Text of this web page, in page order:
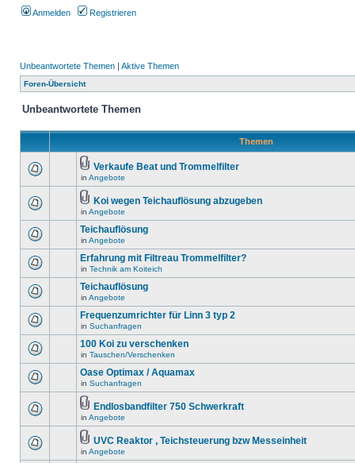
Anmelden Registrieren
Unbeantwortete Themen | Aktive Themen
Foren-Übersicht
Unbeantwortete Themen
Themen
Verkaufe Beat und Trommelfilter
in Angebote
Koi wegen Teichauflösung abzugeben
in Angebote
Teichauflösung
in Angebote
Erfahrung mit Filtreau Trommelfilter?
in Technik am Koiteich
Teichauflösung
in Angebote
Frequenzumrichter für Linn 3 typ 2
in Suchanfragen
100 Koi zu verschenken
in Tauschen/Verschenken
Oase Optimax / Aquamax
in Suchanfragen
Endlosbandfilter 750 Schwerkraft
in Angebote
UVC Reaktor , Teichsteuerung bzw Messeinheit
in Angebote